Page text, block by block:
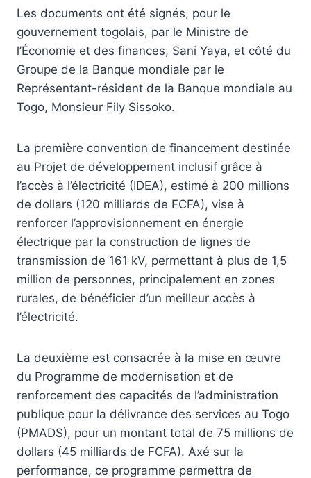
Les documents ont été signés, pour le
gouvernement togolais, par le Ministre de
l’Économie et des finances, Sani Yaya, et côté du
Groupe de la Banque mondiale par le
Représentant-résident de la Banque mondiale au
Togo, Monsieur Fily Sissoko.
La première convention de financement destinée
au Projet de développement inclusif grâce à
l’accès à l’électricité (IDEA), estimé à 200 millions
de dollars (120 milliards de FCFA), vise à
renforcer l’approvisionnement en énergie
électrique par la construction de lignes de
transmission de 161 kV, permettant à plus de 1,5
million de personnes, principalement en zones
rurales, de bénéficier d’un meilleur accès à
l’électricité.
La deuxième est consacrée à la mise en œuvre
du Programme de modernisation et de
renforcement des capacités de l’administration
publique pour la délivrance des services au Togo
(PMADS), pour un montant total de 75 millions de
dollars (45 milliards de FCFA). Axé sur la
performance, ce programme permettra de